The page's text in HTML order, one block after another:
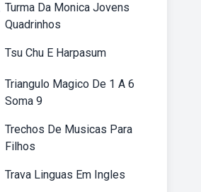
Turma Da Monica Jovens
Quadrinhos
Tsu Chu E Harpasum
Triangulo Magico De 1 A 6
Soma 9
Trechos De Musicas Para
Filhos
Trava Linguas Em Ingles